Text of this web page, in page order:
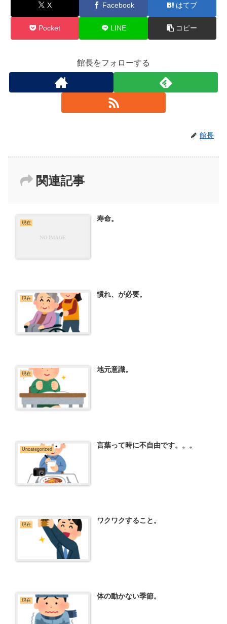
X Facebook はてブ
Pocket LINE コピー
館長をフォローする
館長
関連記事
現在 寿命。
現在 慣れ、が必要。
現在 地元意識。
Uncategorized 言葉って時に不自由です。。。
現在 ワクワクすること。
現在 体の動かない季節。